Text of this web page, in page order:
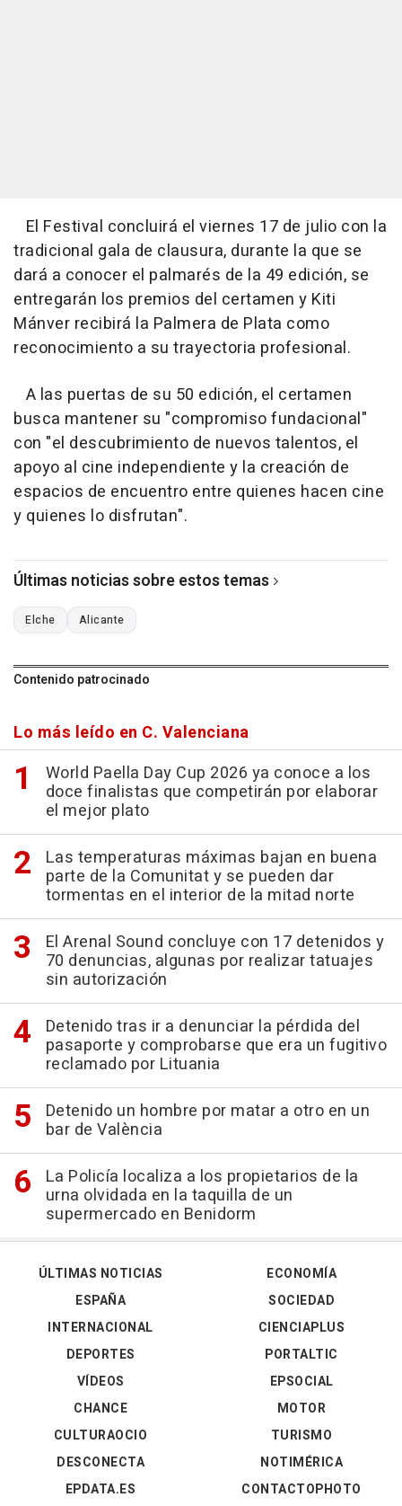
El Festival concluirá el viernes 17 de julio con la
tradicional gala de clausura, durante la que se
dará a conocer el palmarés de la 49 edición, se
entregarán los premios del certamen y Kiti
Mánver recibirá la Palmera de Plata como
reconocimiento a su trayectoria profesional.
A las puertas de su 50 edición, el certamen
busca mantener su "compromiso fundacional"
con "el descubrimiento de nuevos talentos, el
apoyo al cine independiente y la creación de
espacios de encuentro entre quienes hacen cine
y quienes lo disfrutan".
Últimas noticias sobre estos temas
Elche Alicante
Contenido patrocinado
Lo más leído en C. Valenciana
World Paella Day Cup 2026 ya conoce a los
doce finalistas que competirán por elaborar
el mejor plato
Las temperaturas máximas bajan en buena
parte de la Comunitat y se pueden dar
tormentas en el interior de la mitad norte
El Arenal Sound concluye con 17 detenidos y
70 denuncias, algunas por realizar tatuajes
sin autorización
Detenido tras ir a denunciar la pérdida del
pasaporte y comprobarse que era un fugitivo
reclamado por Lituania
Detenido un hombre por matar a otro en un
bar de València
La Policía localiza a los propietarios de la
urna olvidada en la taquilla de un
supermercado en Benidorm
ÚLTIMAS NOTICIAS
ESPAÑA
INTERNACIONAL
DEPORTES
VÍDEOS
ECONOMÍA
SOCIEDAD
CIENCIAPLUS
PORTALTIC
EPSOCIAL
CHANCE
CULTURAOCIO
DESCONECTA
EPDATA.ES
MOTOR
TURISMO
NOTIMÉRICA
CONTACTOPHOTO